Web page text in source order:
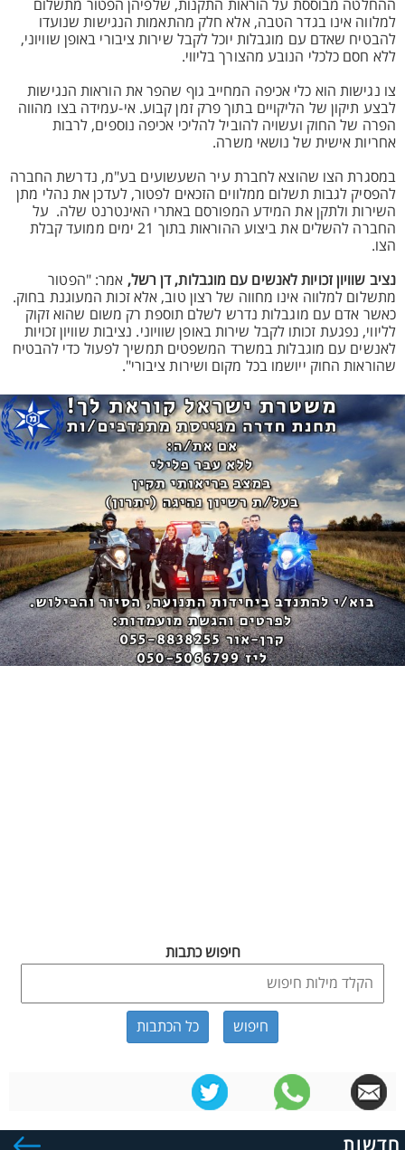
ההחלטה מבוססת על הוראות התקנות, שלפיהן הפטור מתשלום
למלווה אינו בגדר הטבה, אלא חלק מהתאמות הנגישות שנועדו
להבטיח שאדם עם מוגבלות יוכל לקבל שירות ציבורי באופן שוויוני,
ללא חסם כלכלי הנובע מהצורך בליווי.
צו נגישות הוא כלי אכיפה המחייב גוף שהפר את הוראות הנגישות
לבצע תיקון של הליקויים בתוך פרק זמן קבוע. אי-עמידה בצו מהווה
הפרה של החוק ועשויה להוביל להליכי אכיפה נוספים, לרבות
אחריות אישית של נושאי משרה.
במסגרת הצו שהוצא לחברת עיר השעשועים בע"מ, נדרשת החברה
להפסיק לגבות תשלום ממלווים הזכאים לפטור, לעדכן את נהלי מתן
השירות ולתקן את המידע המפורסם באתרי האינטרנט שלה. על
החברה להשלים את ביצוע ההוראות בתוך 21 ימים ממועד קבלת
הצו.
נציב שוויון זכויות לאנשים עם מוגבלות, דן רשל,אמר: "הפטור
מתשלום למלווה אינו מחווה של רצון טוב, אלא זכות המעוגנת בחוק.
כאשר אדם עם מוגבלות נדרש לשלם תוספת רק משום שהוא זקוק
לליווי, נפגעת זכותו לקבל שירות באופן שוויוני. נציבות שוויון זכויות
לאנשים עם מוגבלות במשרד המשפטים תמשיך לפעול כדי להבטיח
שהוראות החוק ייושמו בכל מקום ושירות ציבורי".
חיפוש כתבות
כל הכתבות